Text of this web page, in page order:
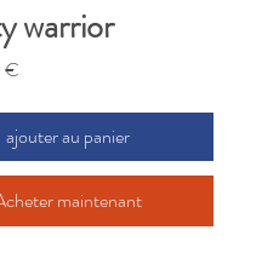
warrior
€
ajouter au panier
maintenant